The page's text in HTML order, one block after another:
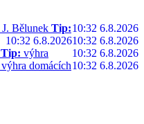
10:32 6.8.2026
J. Bělunek
10:32 6.8.2026
Tip:
10:32 6.8.2026
10:32 6.8.2026
Tip: výhra
10:32 6.8.2026
výhra domácích